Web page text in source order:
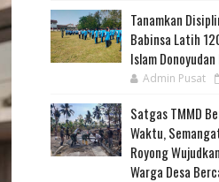
Tanamkan
Babinsa Latih
Islam Donoyudan
Admin Pusat
Satgas TMMD
Waktu,
Royong
Warga Desa